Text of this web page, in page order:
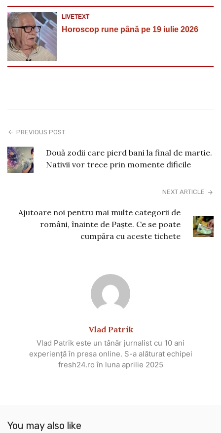
LIVETEXT
Horoscop rune până pe 19 iulie 2026
PREVIOUS POST
Două zodii care pierd bani la final de martie.
Nativii vor trece prin momente dificile
NEXT ARTICLE
Ajutoare noi pentru mai multe categorii de
români, înainte de Paște. Ce se poate
cumpăra cu aceste tichete
Vlad Patrik
Vlad Patrik este un tânăr jurnalist cu 10 ani
experiență în presa online. S-a alăturat echipei
fresh24.ro în luna aprilie 2025
You may also like